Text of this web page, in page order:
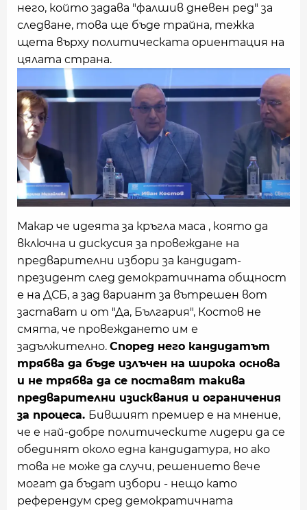
него, който задава "фалшив дневен ред" за
следване, това ще бъде трайна, тежка
щета върху политическата ориентация на
цялата страна.
Макар че идеята за кръгла маса , която да
включна и дискусия за провеждане на
предварителни избори за кандидат-
президент след демократичната общност
е на ДСБ, а зад вариант за вътрешен вот
застават и от "Да, България", Костов не
смята, че провеждането им е
задължително. Според него кандидатът
трябва да бъде излъчен на широка основа
и не трябва да се поставят такива
предварителни изисквания и ограничения
за процеса. Бившият премиер е на мнение,
че е най-добре политическите лидери да се
обединят около една кандидатура, но ако
това не може да случи, решението вече
могат да бъдат избори - нещо като
референдум сред демократичната